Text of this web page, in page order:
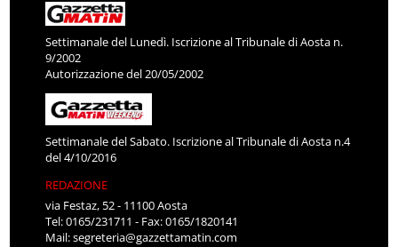
Settimanale del Lunedì. Iscrizione al Tribunale di Aosta n.
9/2002
Autorizzazione del 20/05/2002
Settimanale del Sabato. Iscrizione al Tribunale di Aosta n.4
del 4/10/2016
REDAZIONE
via Festaz, 52 - 11100 Aosta
Tel: 0165/231711 - Fax: 0165/1820141
Mail:segreteria@gazzettamatin.com